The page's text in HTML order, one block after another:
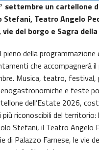
settembre un cartellone
Stefani, Teatro Angelo
vie del borgo e Sagra
pieno della
che accompagnerà
Musica, teatro, festival,
e feste
dell’Estate 2026,
più riconoscibili del territorio:
Stefani, il Teatro Angelo
di Palazzo Farnese, le vie